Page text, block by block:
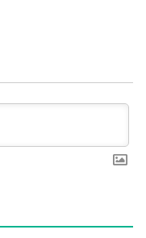
čega 425 kandidata za
za općinska vijeća
odnosno skupštine
196 kandidata
se u saopćenju CIK-a
na glasačkom listiću